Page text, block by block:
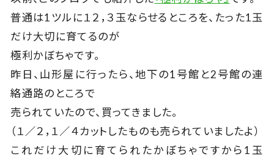
普通は1ツルに１２，３玉ならせるところを、たった1玉
だけ大切に育てるのが
極利かぼちゃです。
昨日、山形屋に行ったら、地下の1号館と2号館の連
絡通路のところで
売られていたので、買ってきました。
（１／２，１／４カットしたものも売られていましたよ）
これだけ大切に育てられたかぼちゃですから1玉